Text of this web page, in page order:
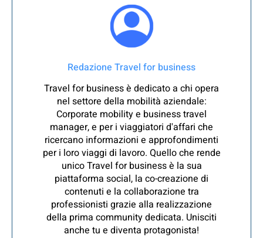
Redazione Travel for business
Travel for business è dedicato a chi opera
nel settore della mobilità aziendale:
Corporate mobility e business travel
manager, e per i viaggiatori d'affari che
ricercano informazioni e approfondimenti
per i loro viaggi di lavoro. Quello che rende
unico Travel for business è la sua
piattaforma social, la co-creazione di
contenuti e la collaborazione tra
professionisti grazie alla realizzazione
della prima community dedicata. Unisciti
anche tu e diventa protagonista!